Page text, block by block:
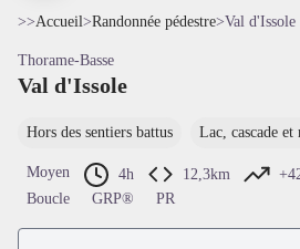
Voir
>>Accueil>Randonnée pédestre>Val d'Issole
Thorame-Basse
Val d'Issole
Hors des sentiers battus Lac, cascade
Moyen 4h 12,3km
Boucle
GRP® PR